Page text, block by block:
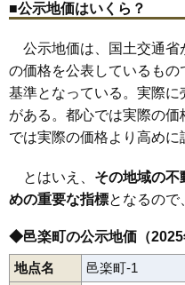
■公示地価はいくら？
公示地価は、国土交通省
の価格を公表しているも
基準となっている。実際
がある。都心では実際の
では実際の価格より高めに
とはいえ、 その地域の不
めの重要な指標となるので
◆邑楽町の公示地価（2025
地点名 邑楽町-1